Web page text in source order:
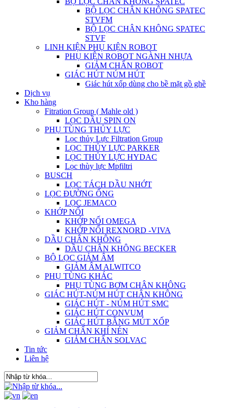
BỘ LỌC CHÂN KHÔNG SPATEC
STVFM
BỘ LỌC CHÂN KHÔNG SPATEC
STVF
LINH KIỆN PHỤ KIỆN ROBOT
PHỤ KIỆN ROBOT NGÀNH NHỰA
GIẢM CHẤN ROBOT
GIÁC HÚT NÚM HÚT
Giác hút xốp dùng cho bề mặt gồ ghề
Dịch vụ
Kho hàng
Fitration Group ( Mahle old )
LỌC DẦU SPIN ON
PHỤ TÙNG THỦY LỰC
Lọc thủy Lực Filtration Group
LỌC THỦY LỰC PARKER
LỌC THỦY LỰC HYDAC
Lọc thùy lực Mpfiltri
BUSCH
LỌC TÁCH DẦU NHỚT
LỌC ĐƯỜNG ỐNG
LỌC JEMACO
KHỚP NỐI
KHỚP NỐI OMEGA
KHỚP NỐI REXNORD -VIVA
DẦU CHÂN KHÔNG
DẦU CHÂN KHÔNG BECKER
BỘ LỌC GIẢM ÂM
GIẢM ÂM ALWITCO
PHỤ TÙNG KHÁC
PHỤ TÙNG BƠM CHÂN KHÔNG
GIÁC HÚT-NÚM HÚT CHÂN KHÔNG
GIÁC HÚT - NÚM HÚT SMC
GIÁC HÚT CONVUM
GIÁC HÚT BẰNG MÚT XỐP
GIẢM CHẤN KHÍ NÉN
GIẢM CHẤN SOLVAC
Tin tức
Liên hệ